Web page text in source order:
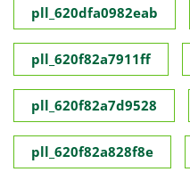
pll_620dfa0982eab
pll_620f82a7911ff
pll_620f82a7d9528
pll_620f82a828f8e